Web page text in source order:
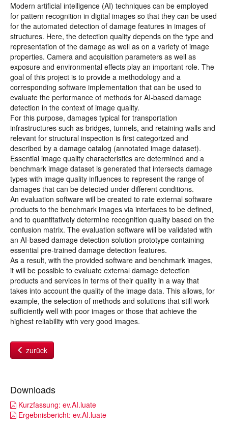
Modern artificial intelligence (AI) techniques can be employed
for pattern recognition in digital images so that they can be used
for the automated detection of damage features in images of
structures. Here, the detection quality depends on the type and
representation of the damage as well as on a variety of image
properties. Camera and acquisition parameters as well as
exposure and environmental effects play an important role. The
goal of this project is to provide a methodology and a
corresponding software implementation that can be used to
evaluate the performance of methods for AI-based damage
detection in the context of image quality.
For this purpose, damages typical for transportation
infrastructures such as bridges, tunnels, and retaining walls and
relevant for structural inspection is first categorized and
described by a damage catalog (annotated image dataset).
Essential image quality characteristics are determined and a
benchmark image dataset is generated that intersects damage
types with image quality influences to represent the range of
damages that can be detected under different conditions.
An evaluation software will be created to rate external software
products to the benchmark images via interfaces to be defined,
and to quantitatively determine recognition quality based on the
confusion matrix. The evaluation software will be validated with
an AI-based damage detection solution prototype containing
essential pre-trained damage detection features.
As a result, with the provided software and benchmark images,
it will be possible to evaluate external damage detection
products and services in terms of their quality in a way that
takes into account the quality of the image data. This allows, for
example, the selection of methods and solutions that still work
sufficiently well with poor images or those that achieve the
highest reliability with very good images.
zurück
Downloads
Kurzfassung: ev.AI.luate
Ergebnisbericht: ev.AI.luate